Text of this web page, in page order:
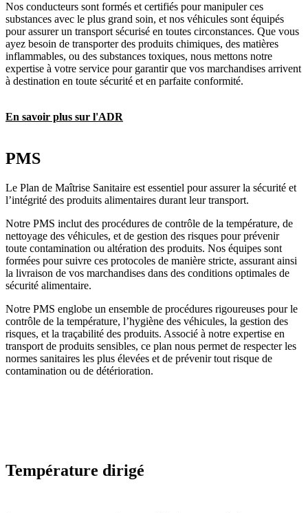
Nos conducteurs sont formés et certifiés pour manipuler ces
substances avec le plus grand soin, et nos véhicules sont équipés
pour assurer un transport sécurisé en toutes circonstances. Que vous
ayez besoin de transporter des produits chimiques, des matières
inflammables, ou des substances toxiques, nous mettons notre
expertise à votre service pour garantir que vos marchandises arrivent
à destination en toute sécurité et en parfaite conformité.
En savoir plus sur l'ADR
PMS
Le Plan de Maîtrise Sanitaire est essentiel pour assurer la sécurité et
l’intégrité des produits alimentaires durant leur transport.
Notre PMS inclut des procédures de contrôle de la température, de
nettoyage des véhicules, et de gestion des risques pour prévenir
toute contamination ou altération des produits. Nos équipes sont
formées pour suivre ces protocoles de manière stricte, assurant ainsi
la livraison de vos marchandises dans des conditions optimales de
sécurité alimentaire.
Notre PMS englobe un ensemble de procédures rigoureuses pour le
contrôle de la température, l’hygiène des véhicules, la gestion des
risques, et la traçabilité des produits. Associé à notre expertise en
transport de produits sensibles, ce plan nous permet de respecter les
normes sanitaires les plus élevées et de prévenir tout risque de
contamination ou de détérioration.
Température dirigé